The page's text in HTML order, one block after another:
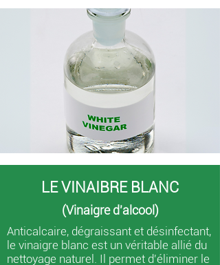
LE VINAIBRE BLANC
(Vinaigre d'alcool)
Anticalcaire, dégraissant et désinfectant,
le vinaigre blanc est un véritable allié du
nettoyage naturel. Il permet d'éliminer le